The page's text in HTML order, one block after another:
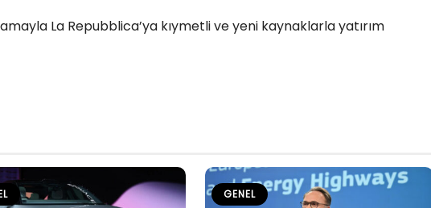
La Repubblica’ya kıymetli ve yeni kaynaklarla yatırım
GENEL